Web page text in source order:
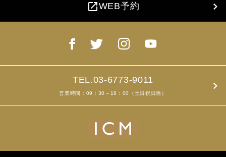
open_in_newWEB予約
TEL.03-6773-9011
営業時間：09：30～18：00（土日祝日除）